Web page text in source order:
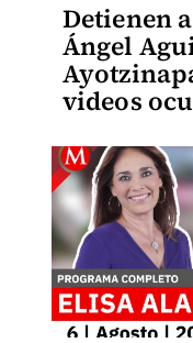
Detienen
Ángel
videos